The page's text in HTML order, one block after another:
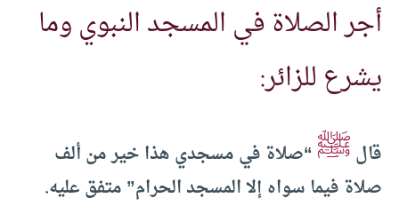
أجر الصلاة في المسجد النبوي وما
يشرع للزائر:
قالﷺ “صلاة في مسجدي هذا خير من ألف
صلاة فيما سواه إلا المسجد الحرام” متفق عليه.